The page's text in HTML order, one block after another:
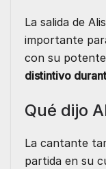
La salida de
importante
con su potente
distintivo
Qué dijo
La cantante
partida en su